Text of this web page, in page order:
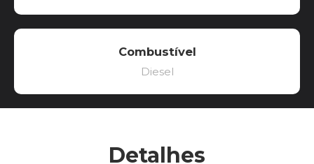
Combustível
Diesel
Detalhes